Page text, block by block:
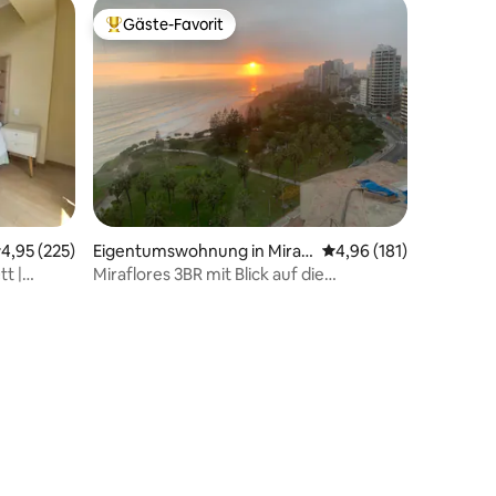
Bewertung: 4,95 von 5, 225 Bewertungen
4,95 (225)
|
Beliebter Gäste-Favorit.
Gäste-Favorit
Eigentumswohnung in Mirafl
ores
Durchschnittliche
4,96 (181)
Miraflores 3BR mit Blick auf die